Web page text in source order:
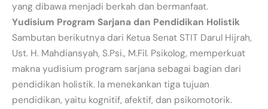
yang dibawa menjadi berkah dan bermanfaat.
Yudisium Program Sarjana dan Pendidikan Holistik
Sambutan berikutnya dari Ketua Senat STIT Darul Hijrah,
Ust. H. Mahdiansyah, S.Psi., M.Fil. Psikolog, memperkuat
makna yudisium program sarjana sebagai bagian dari
pendidikan holistik. Ia menekankan tiga tujuan
pendidikan, yaitu kognitif, afektif, dan psikomotorik.